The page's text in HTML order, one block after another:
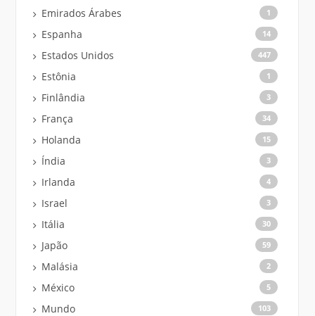
Emirados Árabes 1
Espanha 14
Estados Unidos 447
Estônia 1
Finlândia 3
França 34
Holanda 15
Índia 3
Irlanda 4
Israel 3
Itália 30
Japão 59
Malásia 2
México 5
Mundo 103